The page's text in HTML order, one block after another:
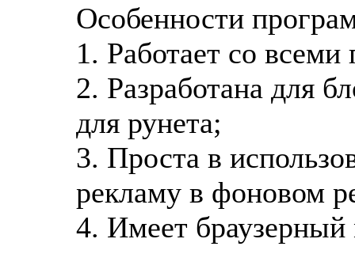
Особенности
1. Работает со
2. Разработана для
для рунета;
3. Проста в
рекламу в фоновом
4. Имеет браузерный